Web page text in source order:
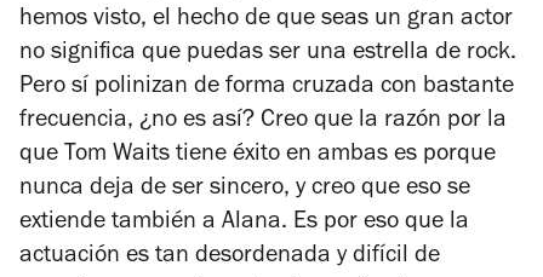
hemos visto, el hecho de que seas un gran actor
no significa que puedas ser una estrella de rock.
Pero sí polinizan de forma cruzada con bastante
frecuencia, ¿no es así? Creo que la razón por la
que Tom Waits tiene éxito en ambas es porque
nunca deja de ser sincero, y creo que eso se
extiende también a Alana. Es por eso que la
actuación es tan desordenada y difícil de